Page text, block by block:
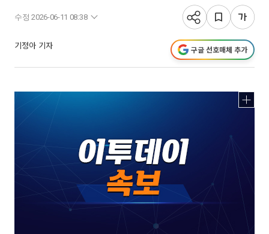
수정 2026-06-11 08:38
기정아 기자 구글 선호매체 추가